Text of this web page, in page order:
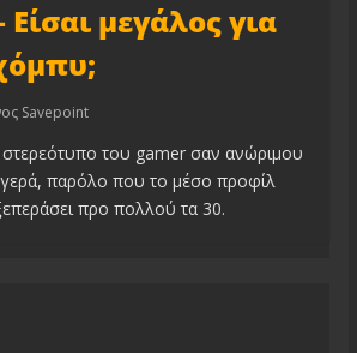
μεγάλος για
Savepoint
του gamer σαν ανώριμου
παρόλο που το μέσο προφίλ
προ πολλού τα 30.